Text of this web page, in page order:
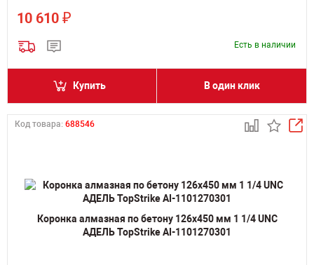
10 610 ₽
Есть в наличии
Купить В один клик
Код товара: 688546
Коронка алмазная по бетону 126х450 мм 1 1/4 UNC
АДЕЛЬ TopStrike AI-1101270301